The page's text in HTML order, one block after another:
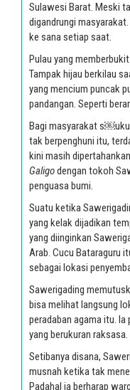
Sulawesi Barat. Meski
digandrungi
ke sana setiap saat.
Pulau yang
Tampak hijau berkilau
yang mencium puncak
pandangan. Seperti
Bagi masyarakat s￼uku
tak berpenghuni itu,
kini masih
Galigodengan tokoh
penguasa bumi.
Suatu ketika
yang kelak dijadikan
yang diinginkan
Arab. Cucu Bataraguru
sebagai lokasi
Sawerigading
bisa melihat langsung
peradaban agama itu.
yang berukuran raksasa.
Setibanya disana,
musnah ketika tak
Padahal ia berharap